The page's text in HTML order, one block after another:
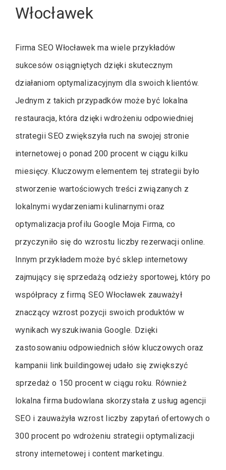
Włocławek
Firma SEO Włocławek ma wiele przykładów
sukcesów osiągniętych dzięki skutecznym
działaniom optymalizacyjnym dla swoich klientów.
Jednym z takich przypadków może być lokalna
restauracja, która dzięki wdrożeniu odpowiedniej
strategii SEO zwiększyła ruch na swojej stronie
internetowej o ponad 200 procent w ciągu kilku
miesięcy. Kluczowym elementem tej strategii było
stworzenie wartościowych treści związanych z
lokalnymi wydarzeniami kulinarnymi oraz
optymalizacja profilu Google Moja Firma, co
przyczyniło się do wzrostu liczby rezerwacji online.
Innym przykładem może być sklep internetowy
zajmujący się sprzedażą odzieży sportowej, który po
współpracy z firmą SEO Włocławek zauważył
znaczący wzrost pozycji swoich produktów w
wynikach wyszukiwania Google. Dzięki
zastosowaniu odpowiednich słów kluczowych oraz
kampanii link buildingowej udało się zwiększyć
sprzedaż o 150 procent w ciągu roku. Również
lokalna firma budowlana skorzystała z usług agencji
SEO i zauważyła wzrost liczby zapytań ofertowych o
300 procent po wdrożeniu strategii optymalizacji
strony internetowej i content marketingu.